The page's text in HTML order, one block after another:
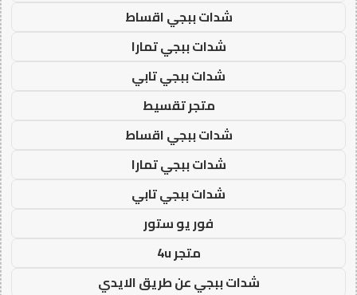
شدات ببجي اقساط
شدات ببجي تمارا
شدات ببجي تابي
متجر تقسيط
شدات ببجي اقساط
شدات ببجي تمارا
شدات ببجي تابي
فور يو ستور
متجر 4u
شدات ببجي عن طريق الايدي